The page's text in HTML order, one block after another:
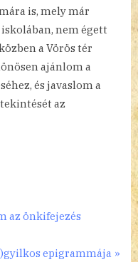
is, mely már
nem égett
a Vörös tér
ajánlom a
és javaslom a
az
az önkifejezés
epigrammája